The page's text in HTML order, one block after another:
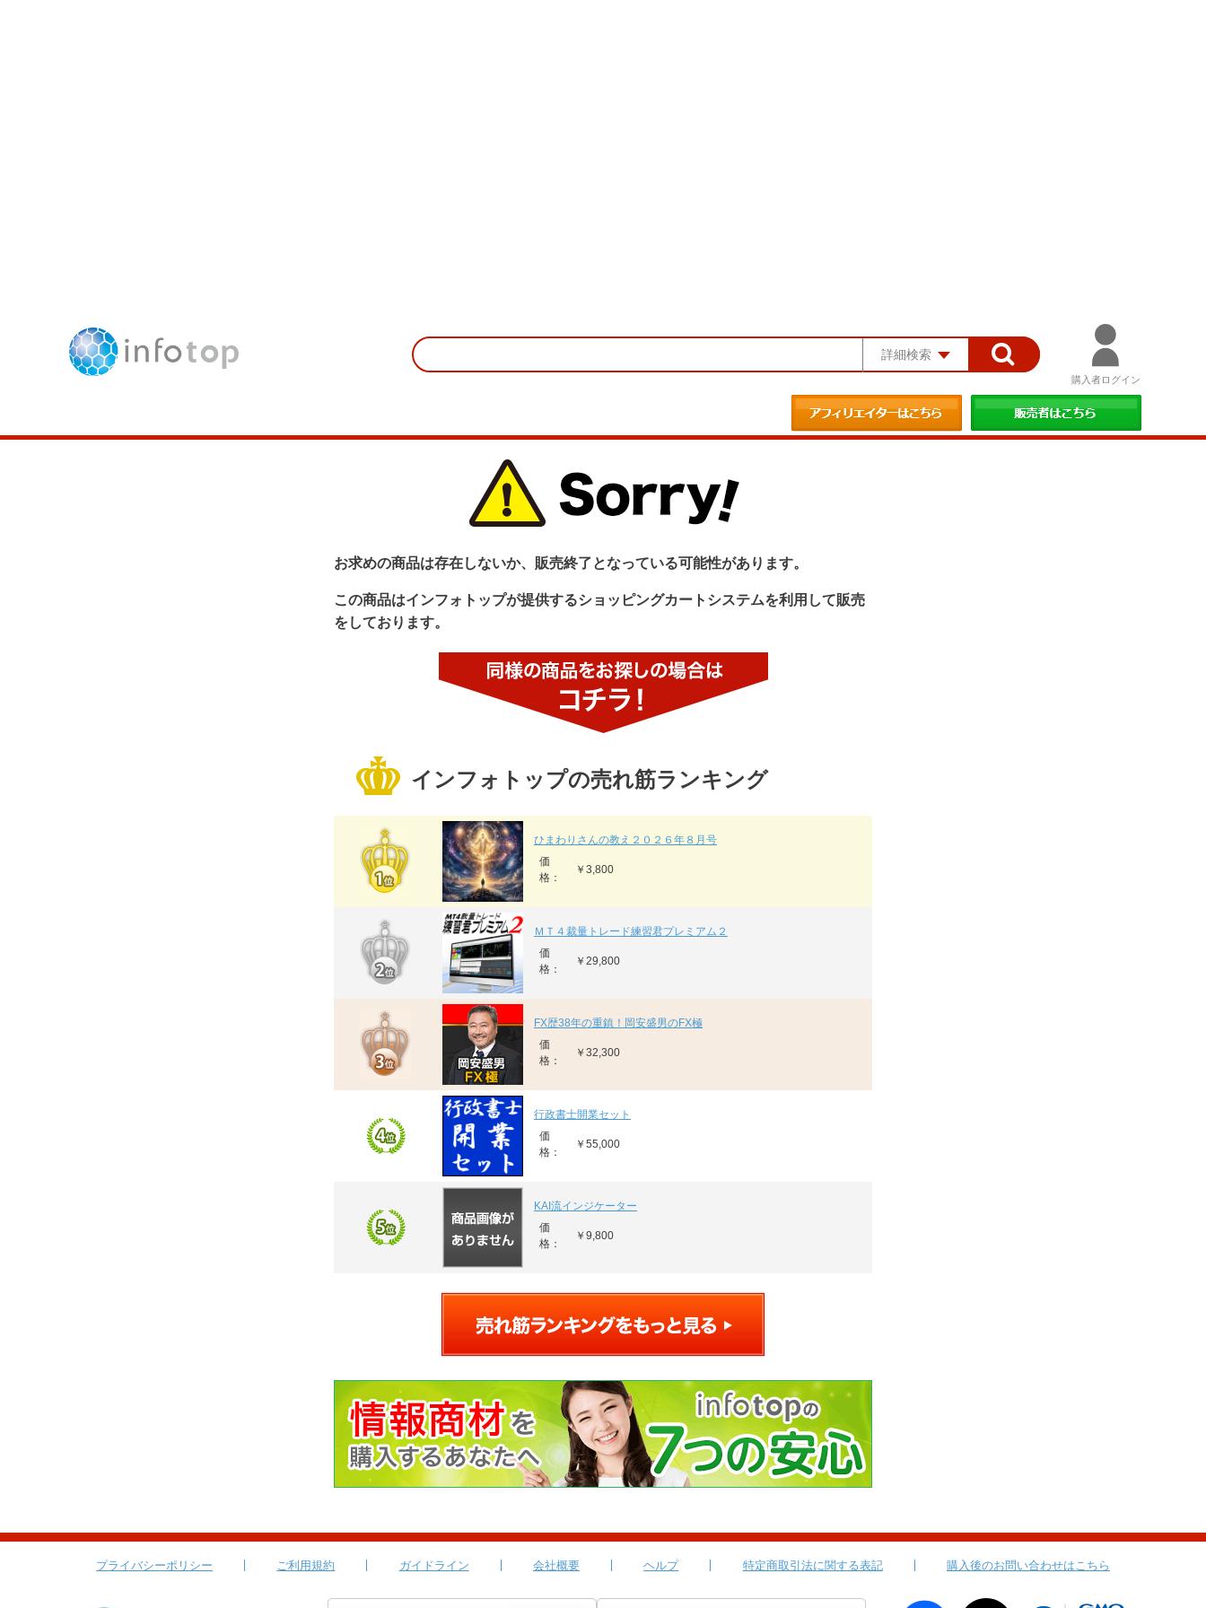
詳細検索
購入者ログイン
お求めの商品は存在しないか、販売終了となっている可能性があります。
この商品はインフォトップが提供するショッピングカートシステムを利用して販売
をしております。
インフォトップの売れ筋ランキング
ひまわりさんの教え２０２６年８月号
価
格：
￥3,800
ＭＴ４裁量トレード練習君プレミアム２
価
格：
￥29,800
FX歴38年の重鎮！岡安盛男のFX極
価
格：
￥32,300
行政書士開業セット
価
格：
￥55,000
KAI流インジケーター
価
格：
￥9,800
プライバシーポリシー ご利用規約 ガイドライン 会社概要 ヘルプ 特定商取引法に関する表記 購入後のお問い合わせはこちら